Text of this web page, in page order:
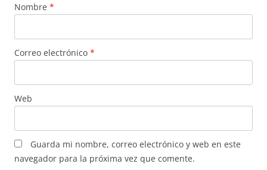
Nombre *
Correo electrónico *
Web
Guarda mi nombre, correo electrónico y web en este
navegador para la próxima vez que comente.